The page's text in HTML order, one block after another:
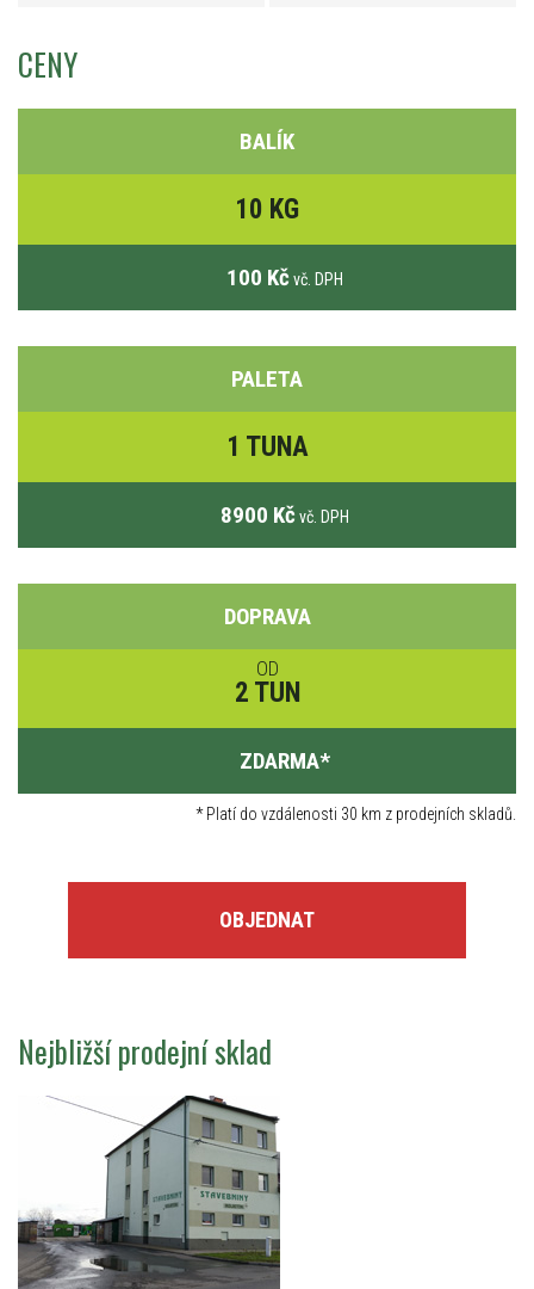
CENY
BALÍK
10 KG
100 Kč vč. DPH
PALETA
1 TUNA
8900 Kč vč. DPH
DOPRAVA
OD
2 TUN
ZDARMA*
*Platí do vzdálenosti 30 km z prodejních skladů.
OBJEDNAT
Nejbližší prodejní sklad